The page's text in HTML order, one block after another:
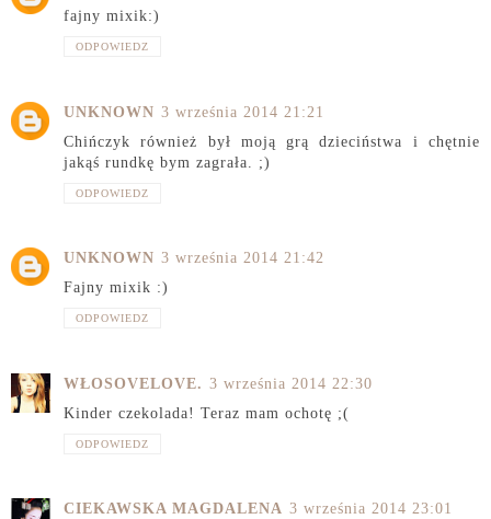
fajny mixik:)
ODPOWIEDZ
UNKNOWN 3 września 2014 21:21
Chińczyk również był moją grą dzieciństwa i chętnie
jakąś rundkę bym zagrała. ;)
ODPOWIEDZ
UNKNOWN 3 września 2014 21:42
Fajny mixik :)
ODPOWIEDZ
WŁOSOVELOVE. 3 września 2014 22:30
Kinder czekolada! Teraz mam ochotę ;(
ODPOWIEDZ
CIEKAWSKA MAGDALENA 3 września 2014 23:01